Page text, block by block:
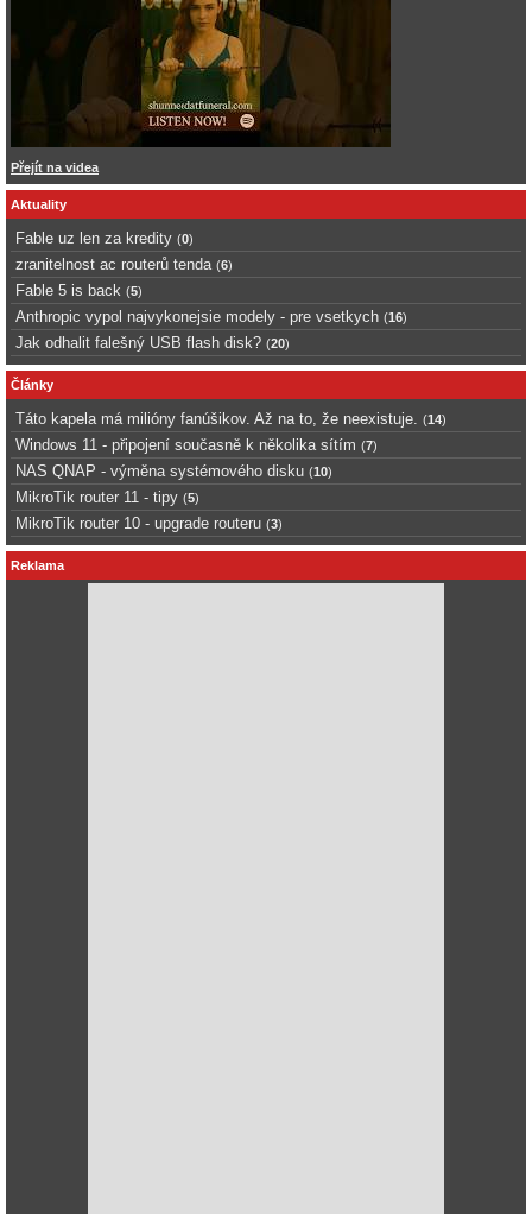
Přejít na videa
Aktuality
Fable uz len za kredity (0)
zranitelnost ac routerů tenda (6)
Fable 5 is back (5)
Anthropic vypol najvykonejsie modely - pre vsetkych (16)
Jak odhalit falešný USB flash disk? (20)
Články
Táto kapela má milióny fanúšikov. Až na to, že neexistuje. (14)
Windows 11 - připojení současně k několika sítím (7)
NAS QNAP - výměna systémového disku (10)
MikroTik router 11 - tipy (5)
MikroTik router 10 - upgrade routeru (3)
Reklama